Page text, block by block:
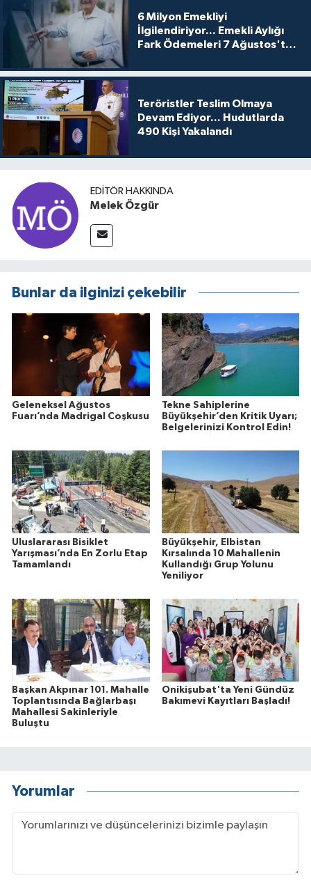
6 Milyon Emekliyi
İlgilendiriyor... Emekli Aylığı
Fark Ödemeleri 7 Ağustos'ta
Teröristler Teslim Olmaya
Devam Ediyor... Hudutlarda
490 Kişi Yakalandı
EDITÖR HAKKINDA
Melek Özgür
Bunlar da ilginizi çekebilir
Geleneksel Ağustos
Fuarı’nda Madrigal Coşkusu
Tekne Sahiplerine
Büyükşehir’den Kritik Uyarı;
Belgelerinizi Kontrol Edin!
Uluslararası Bisiklet
Yarışması’nda En Zorlu Etap
Tamamlandı
Büyükşehir, Elbistan
Kırsalında 10 Mahallenin
Kullandığı Grup Yolunu
Yeniliyor
Başkan Akpınar 101. Mahalle
Toplantısında Bağlarbaşı
Mahallesi Sakinleriyle
Buluştu
Onikişubat'ta Yeni Gündüz
Bakımevi Kayıtları Başladı!
Yorumlar